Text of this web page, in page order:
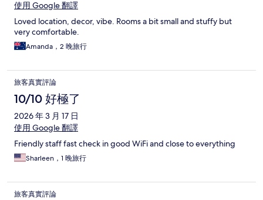
使用 Google 翻譯
Loved location, decor, vibe. Rooms a bit small and stuffy but
very comfortable.
Amanda，2 晚旅行
旅客真實評論
10/10 好極了
2026 年 3 月 17 日
使用 Google 翻譯
Friendly staff fast check in good WiFi and close to everything
Sharleen，1 晚旅行
旅客真實評論